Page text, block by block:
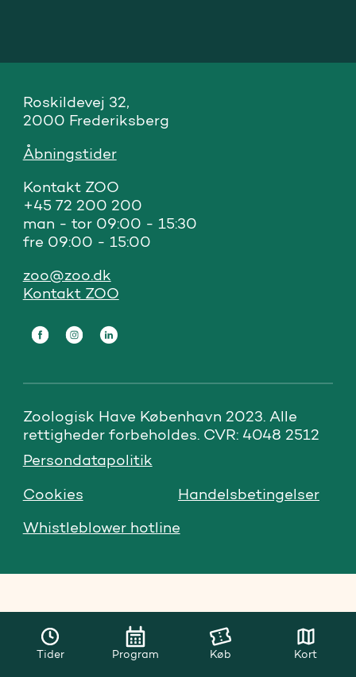
Roskildevej 32,
2000 Frederiksberg
Åbningstider
Kontakt ZOO
+45 72 200 200
man - tor 09:00 - 15:30
fre 09:00 - 15:00
zoo@zoo.dk
Kontakt ZOO
Zoologisk Have København 2023. Alle
rettigheder forbeholdes. CVR: 4048 2512
Whistleblower hotline
Cookies Handelsbetingelser
Persondatapolitik
Tider Program Køb Kort